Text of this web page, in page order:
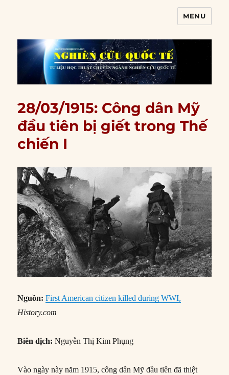
MENU
28/03/1915: Công dân Mỹ
đầu tiên bị giết trong Thế
chiến I
Nguồn: First American citizen killed during WWI,
History.com
Biên dịch: Nguyễn Thị Kim Phụng
Vào ngày này năm 1915, công dân Mỹ đầu tiên đã thiệt